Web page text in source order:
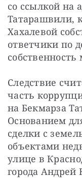
со ссылкой на
Татарашвили,
Хахалевой
ответчики по
Следствие
часть
на Бекмарза
Основанием
сделки с
объектами
улице в
города Андрей